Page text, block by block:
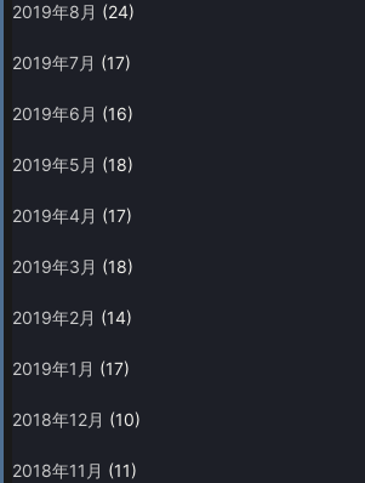
2019年8月 (24)
2019年7月 (17)
2019年6月 (16)
2019年5月 (18)
2019年4月 (17)
2019年3月 (18)
2019年2月 (14)
2019年1月 (17)
2018年12月 (10)
2018年11月 (11)